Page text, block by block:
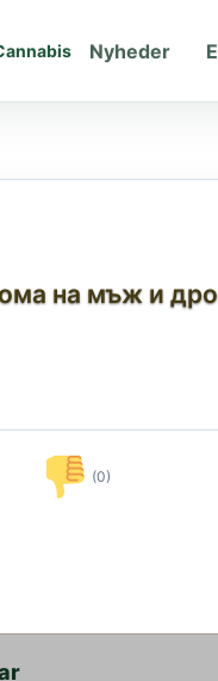
Nyheder
на мъж и
(0)